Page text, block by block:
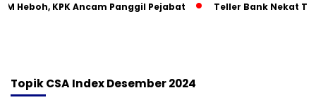
Heboh, KPK Ancam Panggil Pejabat Teller Bank Nekat
TopikCSA Index Desember 2024